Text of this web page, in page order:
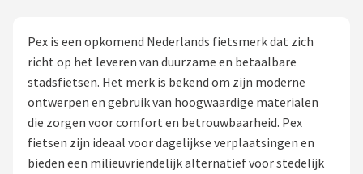
Fietsroutes
Kinderfietsen
Stadsfietsen
Pex is een opkomend Nederlands fietsmerk dat zich
richt op het leveren van duurzame en betaalbare
stadsfietsen. Het merk is bekend om zijn moderne
ontwerpen en gebruik van hoogwaardige materialen
die zorgen voor comfort en betrouwbaarheid. Pex
fietsen zijn ideaal voor dagelijkse verplaatsingen en
bieden een milieuvriendelijk alternatief voor stedelijk